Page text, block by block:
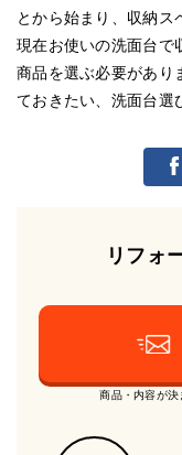
とから始まり、収納ス
現在お使いの洗面台で
商品を選ぶ必要があり
ておきたい、洗面台選
リフォ
商品・内容が